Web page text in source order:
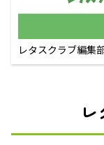
レタスクラブ編集